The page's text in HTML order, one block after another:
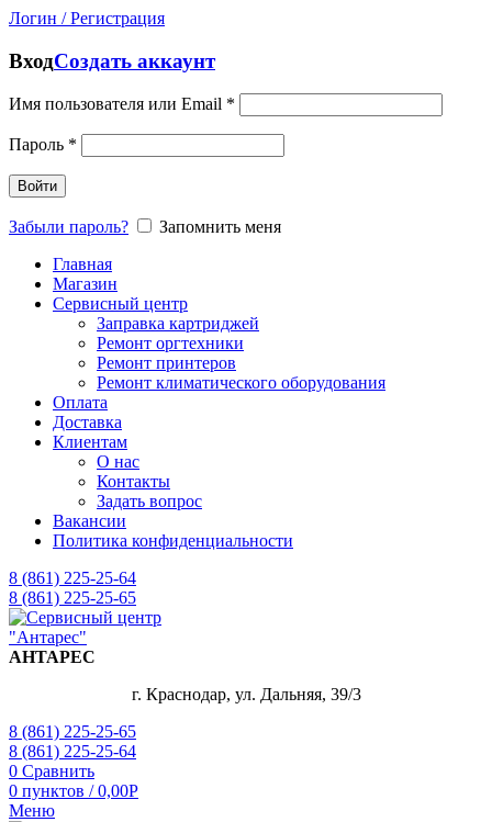
Логин / Регистрация
ВходСоздать аккаунт
Имя пользователя или Email *
Пароль *
Войти
Забыли пароль?
Запомнить меня
Главная
Магазин
Сервисный центр
Заправка картриджей
Ремонт оргтехники
Ремонт принтеров
Ремонт климатического оборудования
Оплата
Доставка
Клиентам
О нас
Контакты
Задать вопрос
Вакансии
Политика конфиденциальности
8 (861) 225-25-64
8 (861) 225-25-65
АНТАРЕС
г. Краснодар, ул. Дальняя, 39/3
8 (861) 225-25-65
8 (861) 225-25-64
0 Сравнить
0 пунктов / 0,00Р
Меню